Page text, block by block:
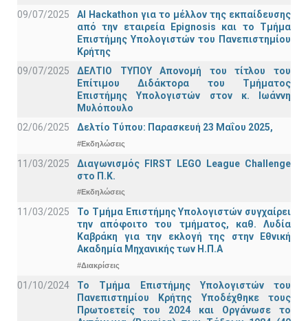
09/07/2025
AI Hackathon για το μέλλον της εκπαίδευσης
από την εταιρεία Epignosis και το Τμήμα
Επιστήμης Υπολογιστών του Πανεπιστημίου
Κρήτης
09/07/2025
ΔΕΛΤΙΟ ΤΥΠΟΥ Απονομή του τίτλου του
Επίτιμου Διδάκτορα του Τμήματος
Επιστήμης Υπολογιστών στον κ. Ιωάννη
Μυλόπουλο
02/06/2025
Δελτίο Τύπου: Παρασκευή 23 Μαΐου 2025,
#Εκδηλώσεις
11/03/2025
Διαγωνισμός FIRST LEGO League Challenge
στο Π.Κ.
#Εκδηλώσεις
11/03/2025
Το Τμήμα Επιστήμης Υπολογιστών συγχαίρει
την απόφοιτο του τμήματος, καθ. Λυδία
Καβράκη για την εκλογή της στην Εθνική
Ακαδημία Μηχανικής των Η.Π.Α
#Διακρίσεις
01/10/2024
Το Τμήμα Επιστήμης Υπολογιστών του
Πανεπιστημίου Κρήτης Υποδέχθηκε τους
Πρωτοετείς του 2024 και Οργάνωσε το